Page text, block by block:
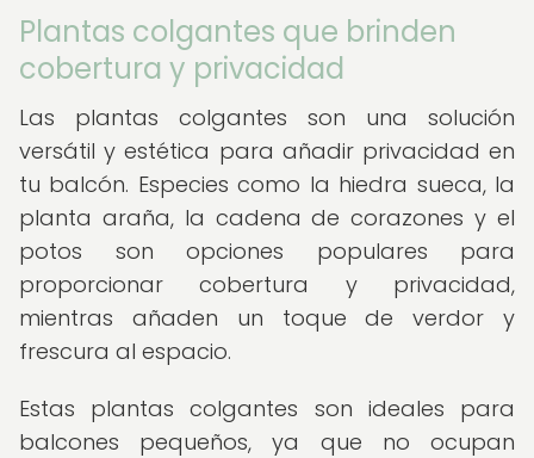
Plantas colgantes que brinden
cobertura y privacidad
Las plantas colgantes son una solución
versátil y estética para añadir privacidad en
tu balcón. Especies como la hiedra sueca, la
planta araña, la cadena de corazones y el
potos son opciones populares para
proporcionar cobertura y privacidad,
mientras añaden un toque de verdor y
frescura al espacio.
Estas plantas colgantes son ideales para
balcones pequeños, ya que no ocupan